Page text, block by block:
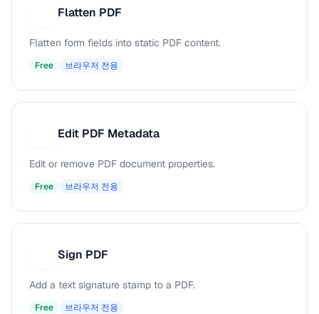
Flatten PDF
Flatten form fields into static PDF content.
Free 브라우저 전용
Edit PDF Metadata
Edit or remove PDF document properties.
Free 브라우저 전용
Sign PDF
Add a text signature stamp to a PDF.
Free 브라우저 전용